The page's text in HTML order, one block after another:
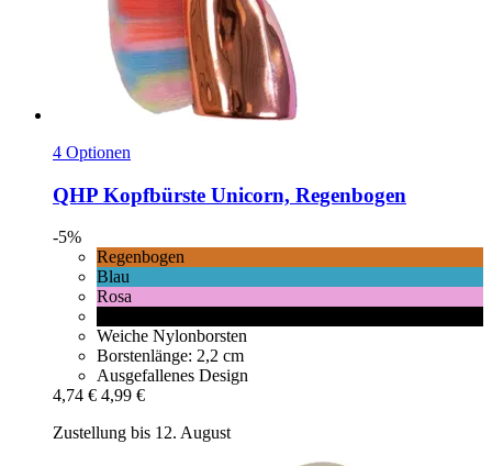
4 Optionen
QHP Kopfbürste Unicorn, Regenbogen
-5%
Regenbogen
Blau
Rosa
Weiche Nylonborsten
Borstenlänge: 2,2 cm
Ausgefallenes Design
4,74 € 4,99 €
Zustellung bis 12. August